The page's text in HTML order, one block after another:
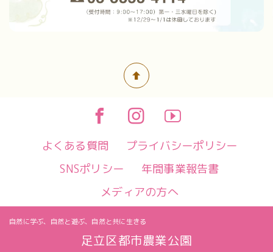
よくある質問
プライバシーポリシー
SNSポリシー
年間事業報告書
メディアの方へ
自然に学ぶ、 自然と遊ぶ、 自然と共に生きる
足立区都市農業公園